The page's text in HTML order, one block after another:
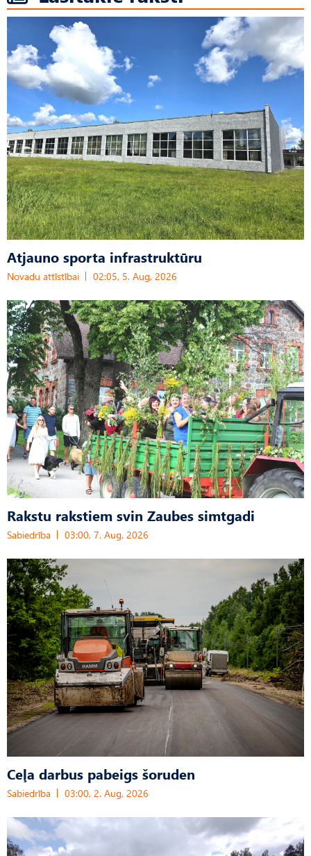
Atjauno sporta infrastruktūru
Novadu attīstībai 02:05, 5. Aug, 2026
Rakstu rakstiem svin Zaubes simtgadi
Sabiedrība 03:00, 7. Aug, 2026
Ceļa darbus pabeigs šoruden
Sabiedrība 03:00, 2. Aug, 2026